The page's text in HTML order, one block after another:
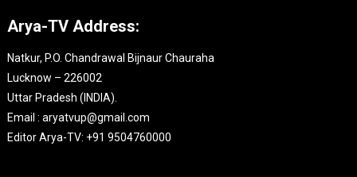
Arya-TV Address:
Natkur, P.O. Chandrawal Bijnaur Chauraha
Lucknow – 226002
Uttar Pradesh (INDIA).
Email : aryatvup@gmail.com
Editor Arya-TV: +91 9504760000